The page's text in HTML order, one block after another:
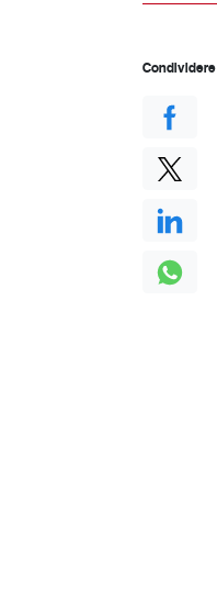
Condividere